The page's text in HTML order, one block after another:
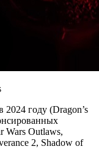
году (Dragon’s
Wars Outlaws,
2, Shadow of